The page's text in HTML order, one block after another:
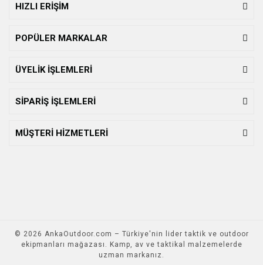
HIZLI ERİŞİM
POPÜLER MARKALAR
ÜYELİK İŞLEMLERİ
SİPARİŞ İŞLEMLERİ
MÜŞTERİ HİZMETLERİ
© 2026 AnkaOutdoor.com – Türkiye'nin lider taktik ve outdoor
ekipmanları mağazası. Kamp, av ve taktikal malzemelerde
uzman markanız.